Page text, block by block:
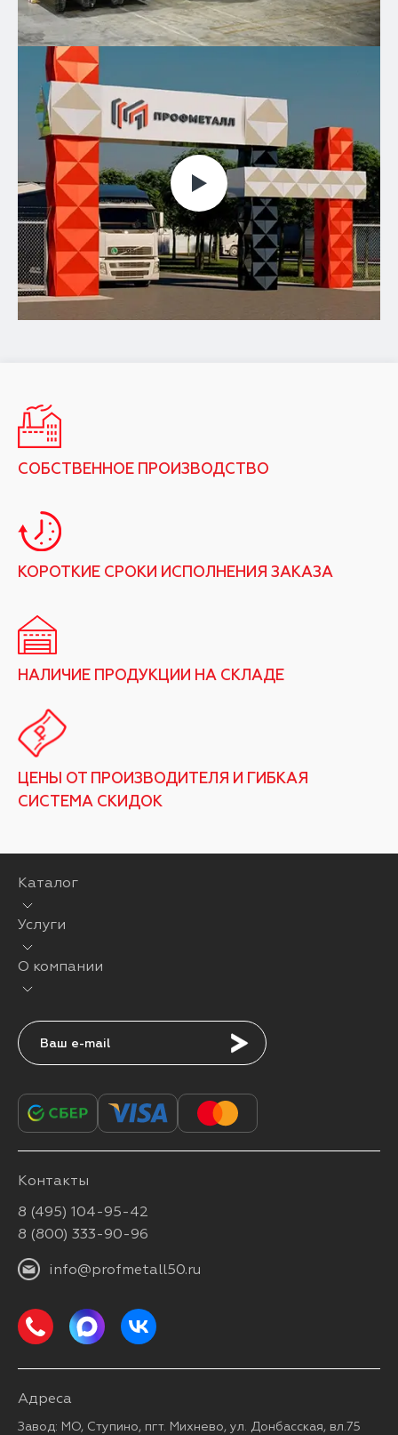
СОБСТВЕННОЕ ПРОИЗВОДСТВО
КОРОТКИЕ СРОКИ ИСПОЛНЕНИЯ ЗАКАЗА
НАЛИЧИЕ ПРОДУКЦИИ НА СКЛАДЕ
ЦЕНЫ ОТ ПРОИЗВОДИТЕЛЯ И ГИБКАЯ
СИСТЕМА СКИДОК
Каталог
Услуги
О компании
Подписаться
Контакты
8 (495) 104-95-42
8 (800) 333-90-96
info@profmetall50.ru
Адреса
Завод: МО, Ступино, пгт. Михнево, ул. Донбасская, вл.75